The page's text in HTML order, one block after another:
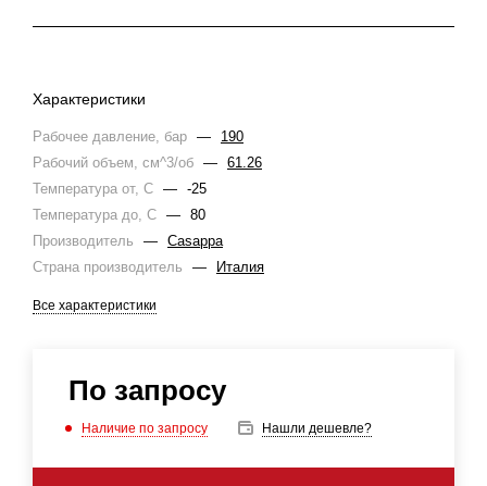
Характеристики
Рабочее давление, бар —
190
Рабочий объем, см^3/об — 61.26
Температура от, С — -25
Температура до, С — 80
Производитель
— Casappa
Страна производитель
— Италия
Все характеристики
По запросу
Наличие по запросу Нашли дешевле?